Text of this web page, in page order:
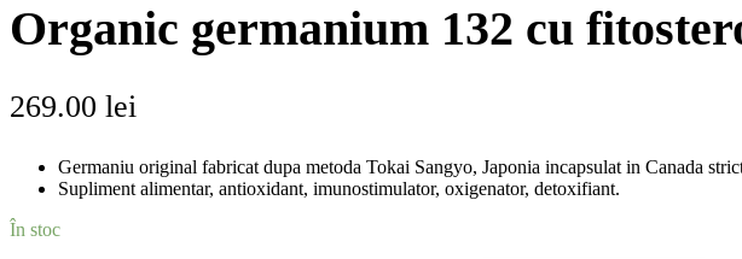
Organic germanium 132 cu
269.00 lei
Germaniu original fabricat dupa metoda Tokai Sangyo, Japonia incapsulat in Canada
Supliment alimentar, antioxidant, imunostimulator, oxigenator, detoxifiant.
În stoc